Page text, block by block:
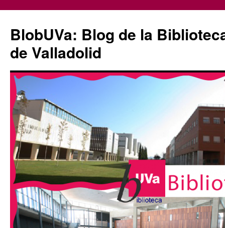
contenido
BlobUVa: Blog de la
de Valladolid